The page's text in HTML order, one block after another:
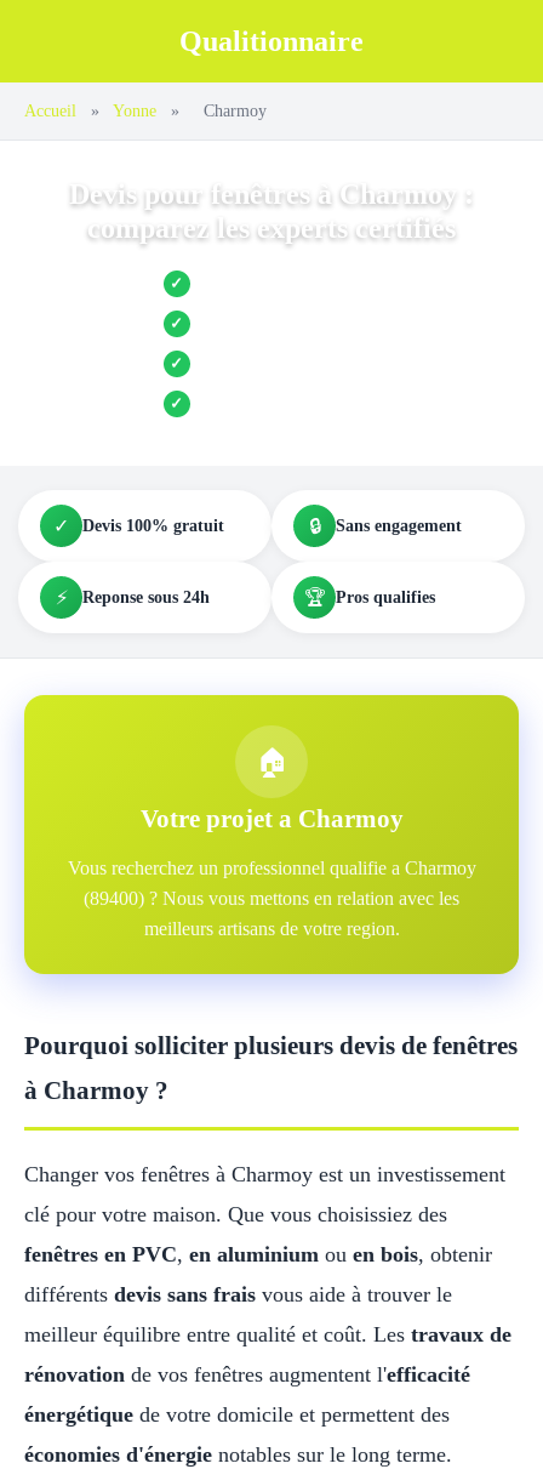
Qualitionnaire
Accueil » Yonne » Charmoy
Devis pour fenêtres à Charmoy :
comparez les experts certifiés
✓ Jusqu’à 3 devis comparés
✓ Entreprises locales vérifiées
✓ Pose garantie
✓ Aides et primes incluses
✓ Devis 100% gratuit 🔒 Sans engagement
⚡ Reponse sous 24h 🏆 Pros qualifies
🏠
Votre projet a Charmoy
Vous recherchez un professionnel qualifie a Charmoy
(89400) ? Nous vous mettons en relation avec les
meilleurs artisans de votre region.
Pourquoi solliciter plusieurs devis de fenêtres
à Charmoy ?
Changer vos fenêtres à Charmoy est un investissement
clé pour votre maison. Que vous choisissiez des
fenêtres en PVC, en aluminium ou en bois, obtenir
différents devis sans frais vous aide à trouver le
meilleur équilibre entre qualité et coût. Les travaux de
rénovation de vos fenêtres augmentent l'efficacité
énergétique de votre domicile et permettent des
économies d'énergie notables sur le long terme.